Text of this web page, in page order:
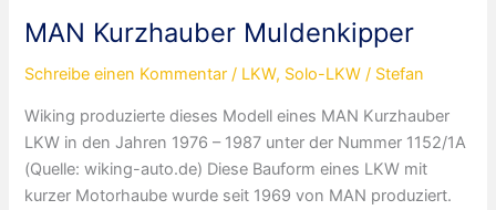
MAN Kurzhauber Muldenkipper
Schreibe einen Kommentar / LKW, Solo-LKW / Stefan
Wiking produzierte dieses Modell eines MAN Kurzhauber
LKW in den Jahren 1976 – 1987 unter der Nummer 1152/1A
(Quelle: wiking-auto.de) Diese Bauform eines LKW mit
kurzer Motorhaube wurde seit 1969 von MAN produziert.